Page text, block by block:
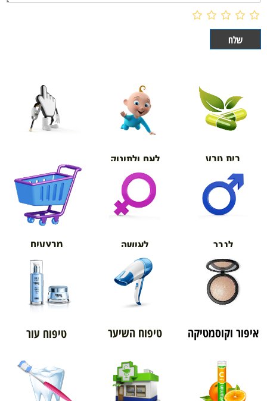
בית טבע לאם ולתינוק
אורטופדיה
לגבר לאישה מבצעים
איפור וקוסמטיקה טיפוח השיער טיפוח עור